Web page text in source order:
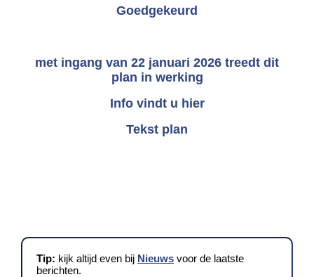
Goedgekeurd
met ingang van 22 januari 2026 treedt dit
plan in werking
Info vindt u hier
Tekst plan
Tip: kijk altijd even bij Nieuws voor de laatste
berichten.